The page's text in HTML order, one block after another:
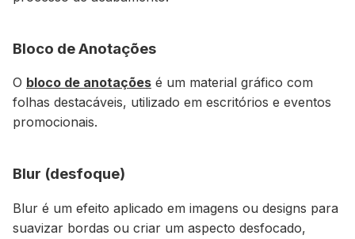
Bloco de Anotações
O bloco de anotações é um material gráfico com
folhas destacáveis, utilizado em escritórios e eventos
promocionais.
Blur (desfoque)
Blur é um efeito aplicado em imagens ou designs para
suavizar bordas ou criar um aspecto desfocado,